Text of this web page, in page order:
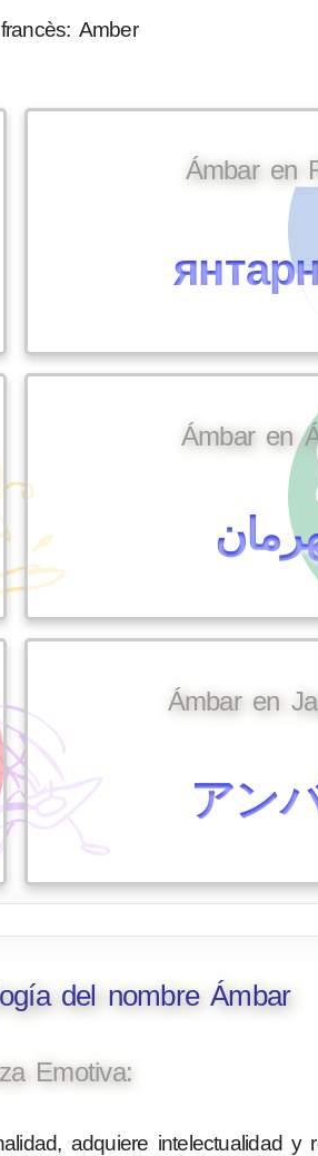
Amber
Ámbar en
Ámbar en
Ámbar en
アン
del nombre Ámbar
Emotiva:
adquiere intelectualidad y